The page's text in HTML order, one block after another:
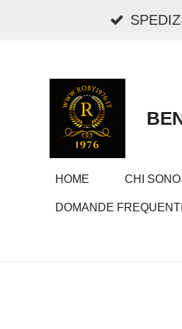
principale
HOME CHI SONO
DOMANDE FREQUENTI